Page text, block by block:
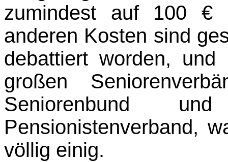
zumindest auf 100 €
anderen Kosten sind
debattiert worden,
großen
Seniorenbund
Pensionistenverband,
völlig einig.